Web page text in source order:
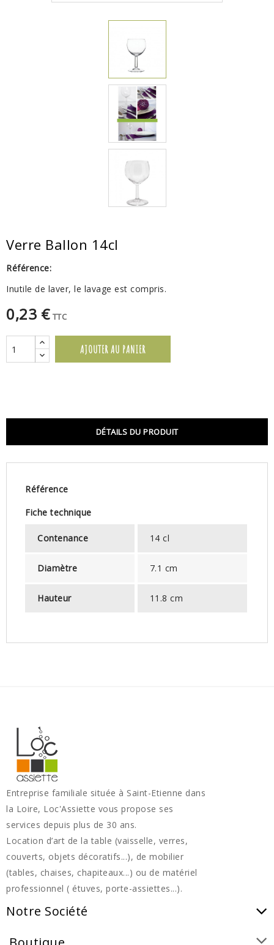
Verre Ballon 14cl
Référence:
Inutile de laver, le lavage est compris.
0,23 € TTC
AJOUTER AU PANIER
DÉTAILS DU PRODUIT
Référence
Fiche technique
Contenance 14 cl
Diamètre 7.1 cm
Hauteur 11.8 cm
Entreprise familiale située à Saint-Etienne dans
la Loire, Loc'Assiette vous propose ses
services depuis plus de 30 ans.
Location d’art de la table (vaisselle, verres,
couverts, objets décoratifs...), de mobilier
(tables, chaises, chapiteaux...) ou de matériel
professionnel ( étuves, porte-assiettes...).
Notre Société